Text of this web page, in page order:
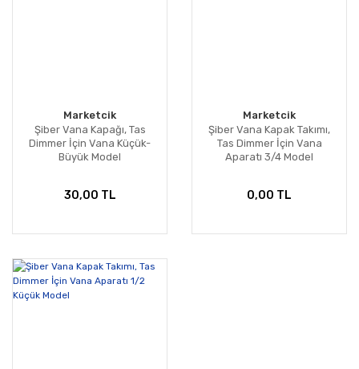
Marketcik
Şiber Vana Kapağı, Tas
Dimmer İçin Vana Küçük-
Büyük Model
30,00 TL
Marketcik
Şiber Vana Kapak Takımı,
Tas Dimmer İçin Vana
Aparatı 3/4 Model
0,00 TL